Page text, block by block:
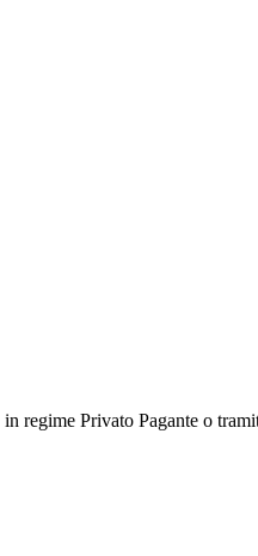
in regime Privato Pagante o